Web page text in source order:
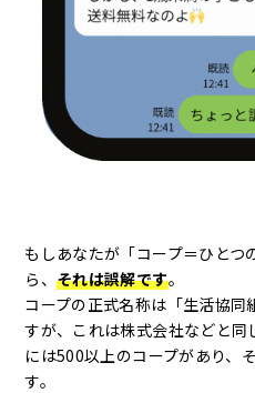
もしあなたが「コープ＝ひとつ
ら、それは誤解です。
コープの正式名称は「生活協同
すが、これは株式会社などと
には500以上のコープがあり、
す。